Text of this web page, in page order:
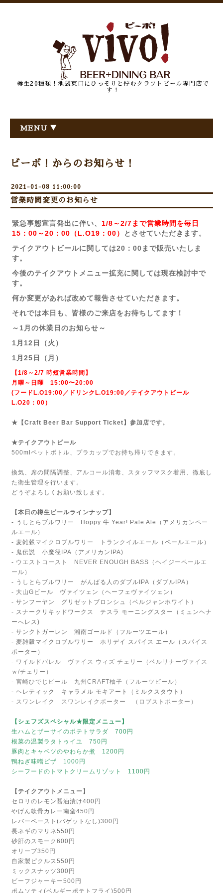
樽生20種類！池袋東口にひっそりと佇むクラフトビール専門店で
す！
MENU ▼
ビーボ！からのお知らせ！
2021-01-08 11:00:00
営業時間変更のお知らせ
緊急事態宣言発出に伴い、 1/8～2/7まで営業時間を毎日
15：00～20：00（L.O19：00）
とさせていただきます。
テイクアウトビールに関しては20：00まで販売いたしま
す。
今後のテイクアウトメニュー拡充に関しては現在検討中で
す。
何か変更があれば改めて報告させていただきます。
それでは本日も、皆様のご来店をお待ちしてます！
～1月の休業日のお知らせ～
1月12日（火）
1月25日（月）
【1/8～2/7 時短営業時間】
月曜～日曜 15:00〜20:00
(フードL.O19:00／ドリンクL.O19:00／テイクアウトビール
L.O20：00）
★【Craft Beer Bar Support Ticket】参加店です。
★テイクアウトビール
500mlペットボトル、プラカップでお持ち帰りできます。
換気、席の間隔調整、アルコール消毒、スタッフマスク着用、徹底し
た衛生管理を行います。
どうぞよろしくお願い致します。
【本日の樽生ビールラインナップ】
- うしとらブルワリー Hoppy 牛 Year! Pale Ale（アメリカンペー
ルエール）
- 麦雑穀マイクロブルワリー トランクイルエール（ペールエール）
- 鬼伝説 小魔径IPA（アメリカンIPA)
- ウエストコースト NEVER ENOUGH BASS（ヘイジーペールエ
ール）
- うしとらブルワリー がんばる人のダブルIPA（ダブルIPA）
- 大山Gビール ヴァイツェン（ヘーフェヴァイツェン）
- サンフーヤン グリゼットブロンシュ（ベルジャンホワイト）
- スナークリキッドワークス テスラ モーニングスター（ミュンヘナ
ーへレス)
- サンクトガーレン 湘南ゴールド（フルーツエール）
- 麦雑穀マイクロブルワリー ホリデイ スパイス エール（スパイス
ポーター）
- ワイルドバレル ヴァイス ウィズ チェリー（ベルリナーヴァイス
ｗ/チェリー）
- 宮崎ひでじビール 九州CRAFT柚子（フルーツビール）
- ヘレティック キャラメル モキアート（ミルクスタウト）
- スワンレイク スワンレイクポーター （ロブストポーター）
【シェフズスペシャル★限定メニュー】
生ハムとザーサイのポテトサラダ 700円
根菜の温製ラタトゥイユ 750円
豚肉とキャベツのやわらか煮 1200円
鴨ねぎ味噌ピザ 1000円
シーフードのトマトクリームリゾット 1100円
【テイクアウトメニュー】
セロリのレモン醤油漬け400円
やげん軟骨カレー南蛮450円
レバーペースト(バゲットなし)300円
長ネギのマリネ550円
砂肝のスモーク600円
オリーブ350円
自家製ピクルス550円
ミックスナッツ300円
ビーフジャーキー500円
ポムソティ(ベルギーポテトフライ)500円